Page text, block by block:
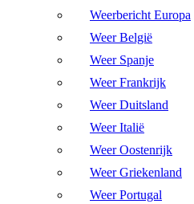
Weerbericht Europa
Weer België
Weer Spanje
Weer Frankrijk
Weer Duitsland
Weer Italië
Weer Oostenrijk
Weer Griekenland
Weer Portugal